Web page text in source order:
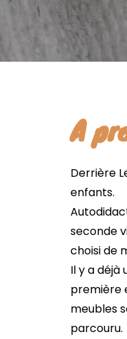
A
Derrière
enfants.
seconde
choisi de
Il y a déjà
première
meubles
parcouru.